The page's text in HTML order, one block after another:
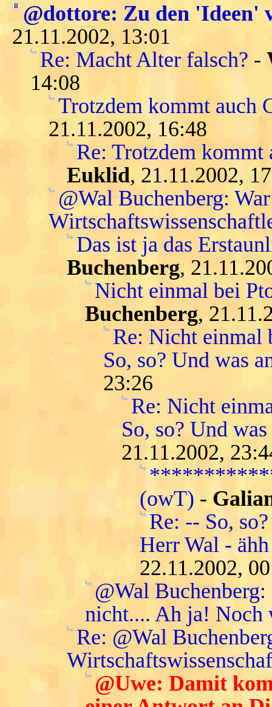
@dottore: Zu den 'Ideen'
21.11.2002, 13:01
Re: Macht Alter falsch? -
14:08
Trotzdem kommt auch
21.11.2002, 16:48
Re: Trotzdem
Euklid, 21.11.2002,
@Wal Buchenberg:
Das ist ja das
Buchenberg,
Nicht einmal bei
Buchenberg,
Re: Nicht einmal
So, so? Und was
23:26
Re: Nicht
So, so? Und
21.11.2002,
(owT) -
Re: -- So,
Herr Wal -
22.11.2002,
@Wal
nicht.... Ah ja! Noch
Re: @Wal
@Uwe: Damit